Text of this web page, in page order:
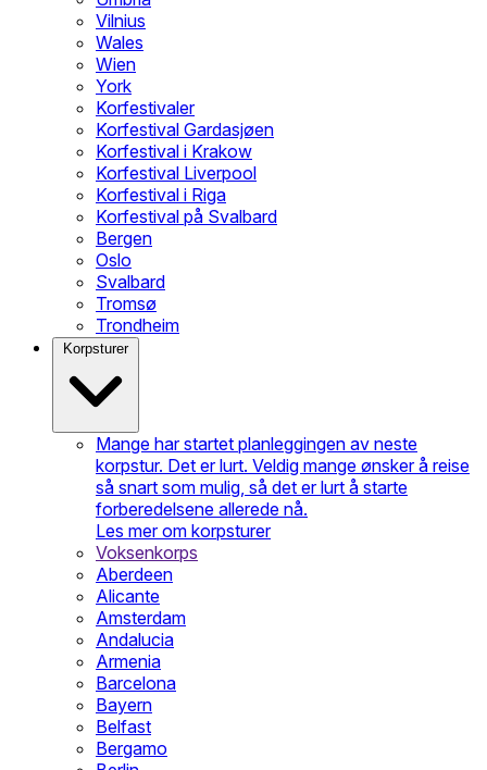
Vilnius
Wales
Wien
York
Korfestivaler
Korfestival Gardasjøen
Korfestival i Krakow
Korfestival Liverpool
Korfestival i Riga
Korfestival på Svalbard
Bergen
Oslo
Svalbard
Tromsø
Trondheim
Korpsturer
Mange har startet planleggingen av neste
korpstur. Det er lurt. Veldig mange ønsker å reise
så snart som mulig, så det er lurt å starte
forberedelsene allerede nå.
Les mer om korpsturer
Voksenkorps
Aberdeen
Alicante
Amsterdam
Andalucia
Armenia
Barcelona
Bayern
Belfast
Bergamo